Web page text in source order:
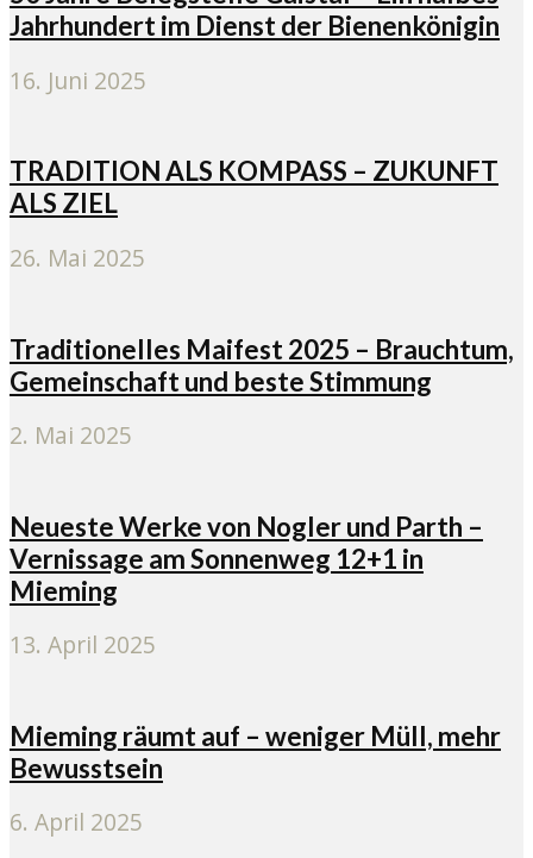
Jahrhundert im Dienst der Bienenkönigin
16. Juni 2025
TRADITION ALS KOMPASS – ZUKUNFT
ALS ZIEL
26. Mai 2025
Traditionelles Maifest 2025 – Brauchtum,
Gemeinschaft und beste Stimmung
2. Mai 2025
Neueste Werke von Nogler und Parth –
Vernissage am Sonnenweg 12+1 in
Mieming
13. April 2025
Mieming räumt auf – weniger Müll, mehr
Bewusstsein
6. April 2025